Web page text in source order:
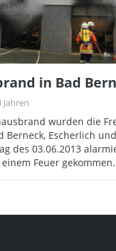
in Bad
Jahren
wurden die
Berneck, Escherlich
des 03.06.2013
Feuer